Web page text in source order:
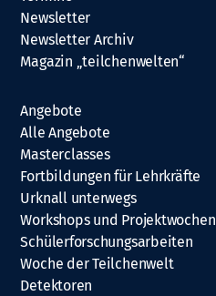
Newsletter
Newsletter Archiv
Magazin „teilchenwelten“
Angebote
Alle Angebote
Masterclasses
Fortbildungen für Lehrkräfte
Urknall unterwegs
Workshops und Projektwochen
Schülerforschungsarbeiten
Woche der Teilchenwelt
Detektoren